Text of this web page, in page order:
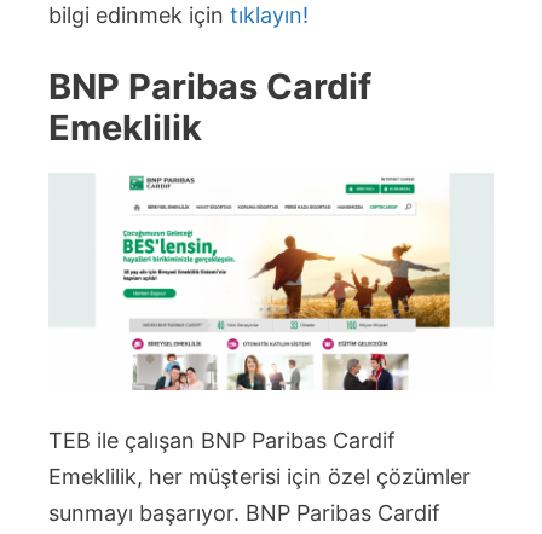
bilgi edinmek için tıklayın!
BNP Paribas Cardif
Emeklilik
TEB ile çalışan BNP Paribas Cardif
Emeklilik, her müşterisi için özel çözümler
sunmayı başarıyor. BNP Paribas Cardif